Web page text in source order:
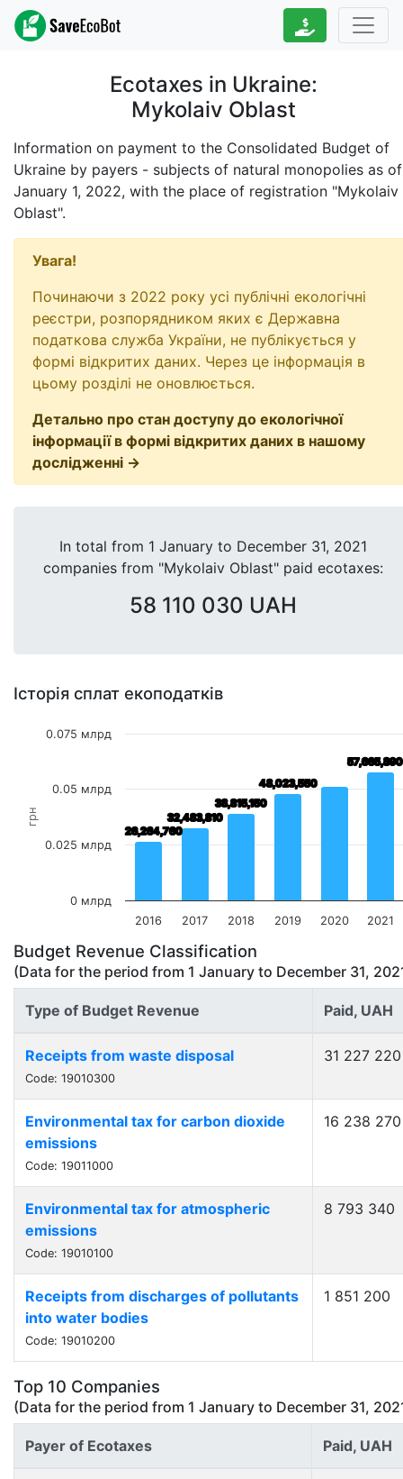
Ecotaxes in Ukraine:
Mykolaiv Oblast
Information on payment to the Consolidated Budget of
Ukraine by payers - subjects of natural monopolies as of
January 1, 2022, with the place of registration "Mykolaiv
Oblast".
Увага!
Починаючи з 2022 року усі публічні екологічні
реєстри, розпорядником яких є Державна
податкова служба України, не публікується у
формі відкритих даних. Через це інформація в
цьому розділі не оновлюється.
Детально про стан доступу до екологічної
інформації в формі відкритих даних в нашому
дослідженні →
In total from 1 January to December 31, 2021
companies from "Mykolaiv Oblast" paid ecotaxes:
58 110 030 UAH
Історія сплат екоподатків
грн
26,264,760
26,264,760
32,483,810
32,483,810
38,815,150
38,815,150
48,023,550
48,023,550
57,665,890
57,665,890
2016 2017 2018 2019 2020 2021
0 млрд
0.025 млрд
0.05 млрд
0.075 млрд
Budget Revenue Classification
(Data for the period from 1 January to December 31,
Type of Budget Revenue Paid, UAH
Receipts from waste disposal
Code: 19010300
31 227 220
Environmental tax for carbon dioxide
emissions
Code: 19011000
16 238 270
Environmental tax for atmospheric
emissions
Code: 19010100
8 793 340
Receipts from discharges of pollutants
into water bodies
Code: 19010200
1 851 200
Top 10 Companies
(Data for the period from 1 January to December 31,
Payer of Ecotaxes Paid, UAH